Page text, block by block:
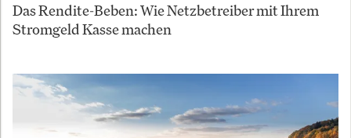
Das Rendite-Beben: Wie Netzbetreiber mit Ihrem
Stromgeld Kasse machen